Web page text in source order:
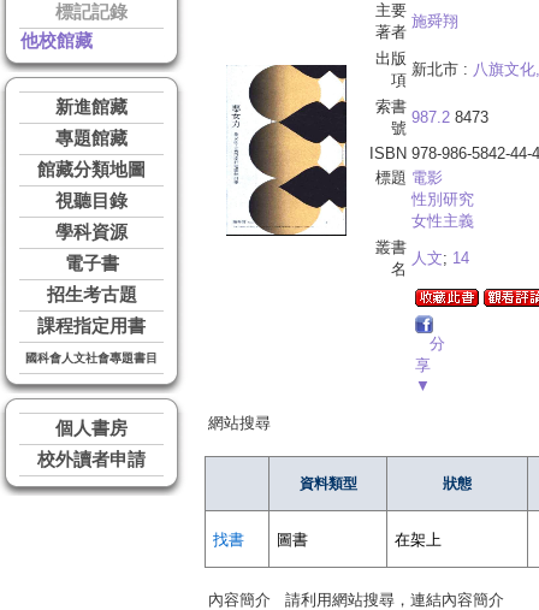
標記記錄
他校館藏
新進館藏
專題館藏
館藏分類地圖
視聽目錄
學科資源
電子書
招生考古題
課程指定用書
國科會人文社會專題書目
個人書房
校外讀者申請
主要
著者
施舜翔
出版
項
新北市 : 八旗文
索書
號
987.2 8473
ISBN 978-986-5842-44-4
標題 電影
性別研究
女性主義
叢書
名
人文; 14
分
享
▼
網站搜尋
資料類型 狀態
找書 圖書 在架上
內容簡介 請利用網站搜尋，連結內容簡介